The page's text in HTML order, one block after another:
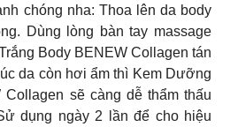
chóng nha: Thoa lên da body
Dùng lòng bàn tay massage
Body BENEW Collagen tán
da còn hơi ẩm thì Kem Dưỡng
Collagen sẽ càng dễ thẩm thấu
dụng ngày 2 lần để cho hiệu